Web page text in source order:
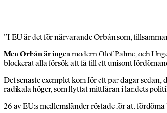
”I EU är det för närvarande Orbán som,
Men Orbán är ingenmodern Olof Palme, och
blockerat alla försök att få till ett unisont
Det senaste exemplet kom för ett par dagar
radikala höger, som flyttat mittfåran i landets
26 av EU:s medlemsländer röstade för att